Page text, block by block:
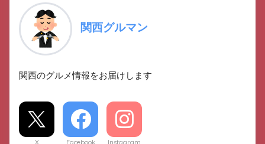
関西グルマン
関西のグルメ情報をお届けします
X Facebook Instagram